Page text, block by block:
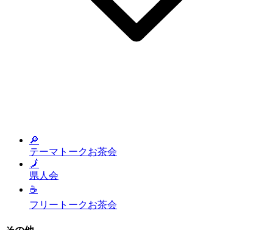
🔎
テーマトークお茶会
🗾
県人会
☕
フリートークお茶会